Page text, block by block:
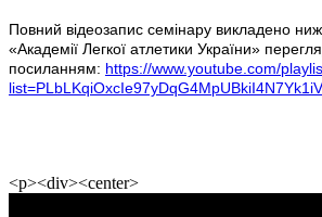
Повний відеозапис семінару викладено
«Академії Легкої атлетики України»
посиланням: https://www.youtube.com/
list=PLbLKqiOxcIe97yDqG4MpUBkiI4N7Yk1iV
<p><div><center>